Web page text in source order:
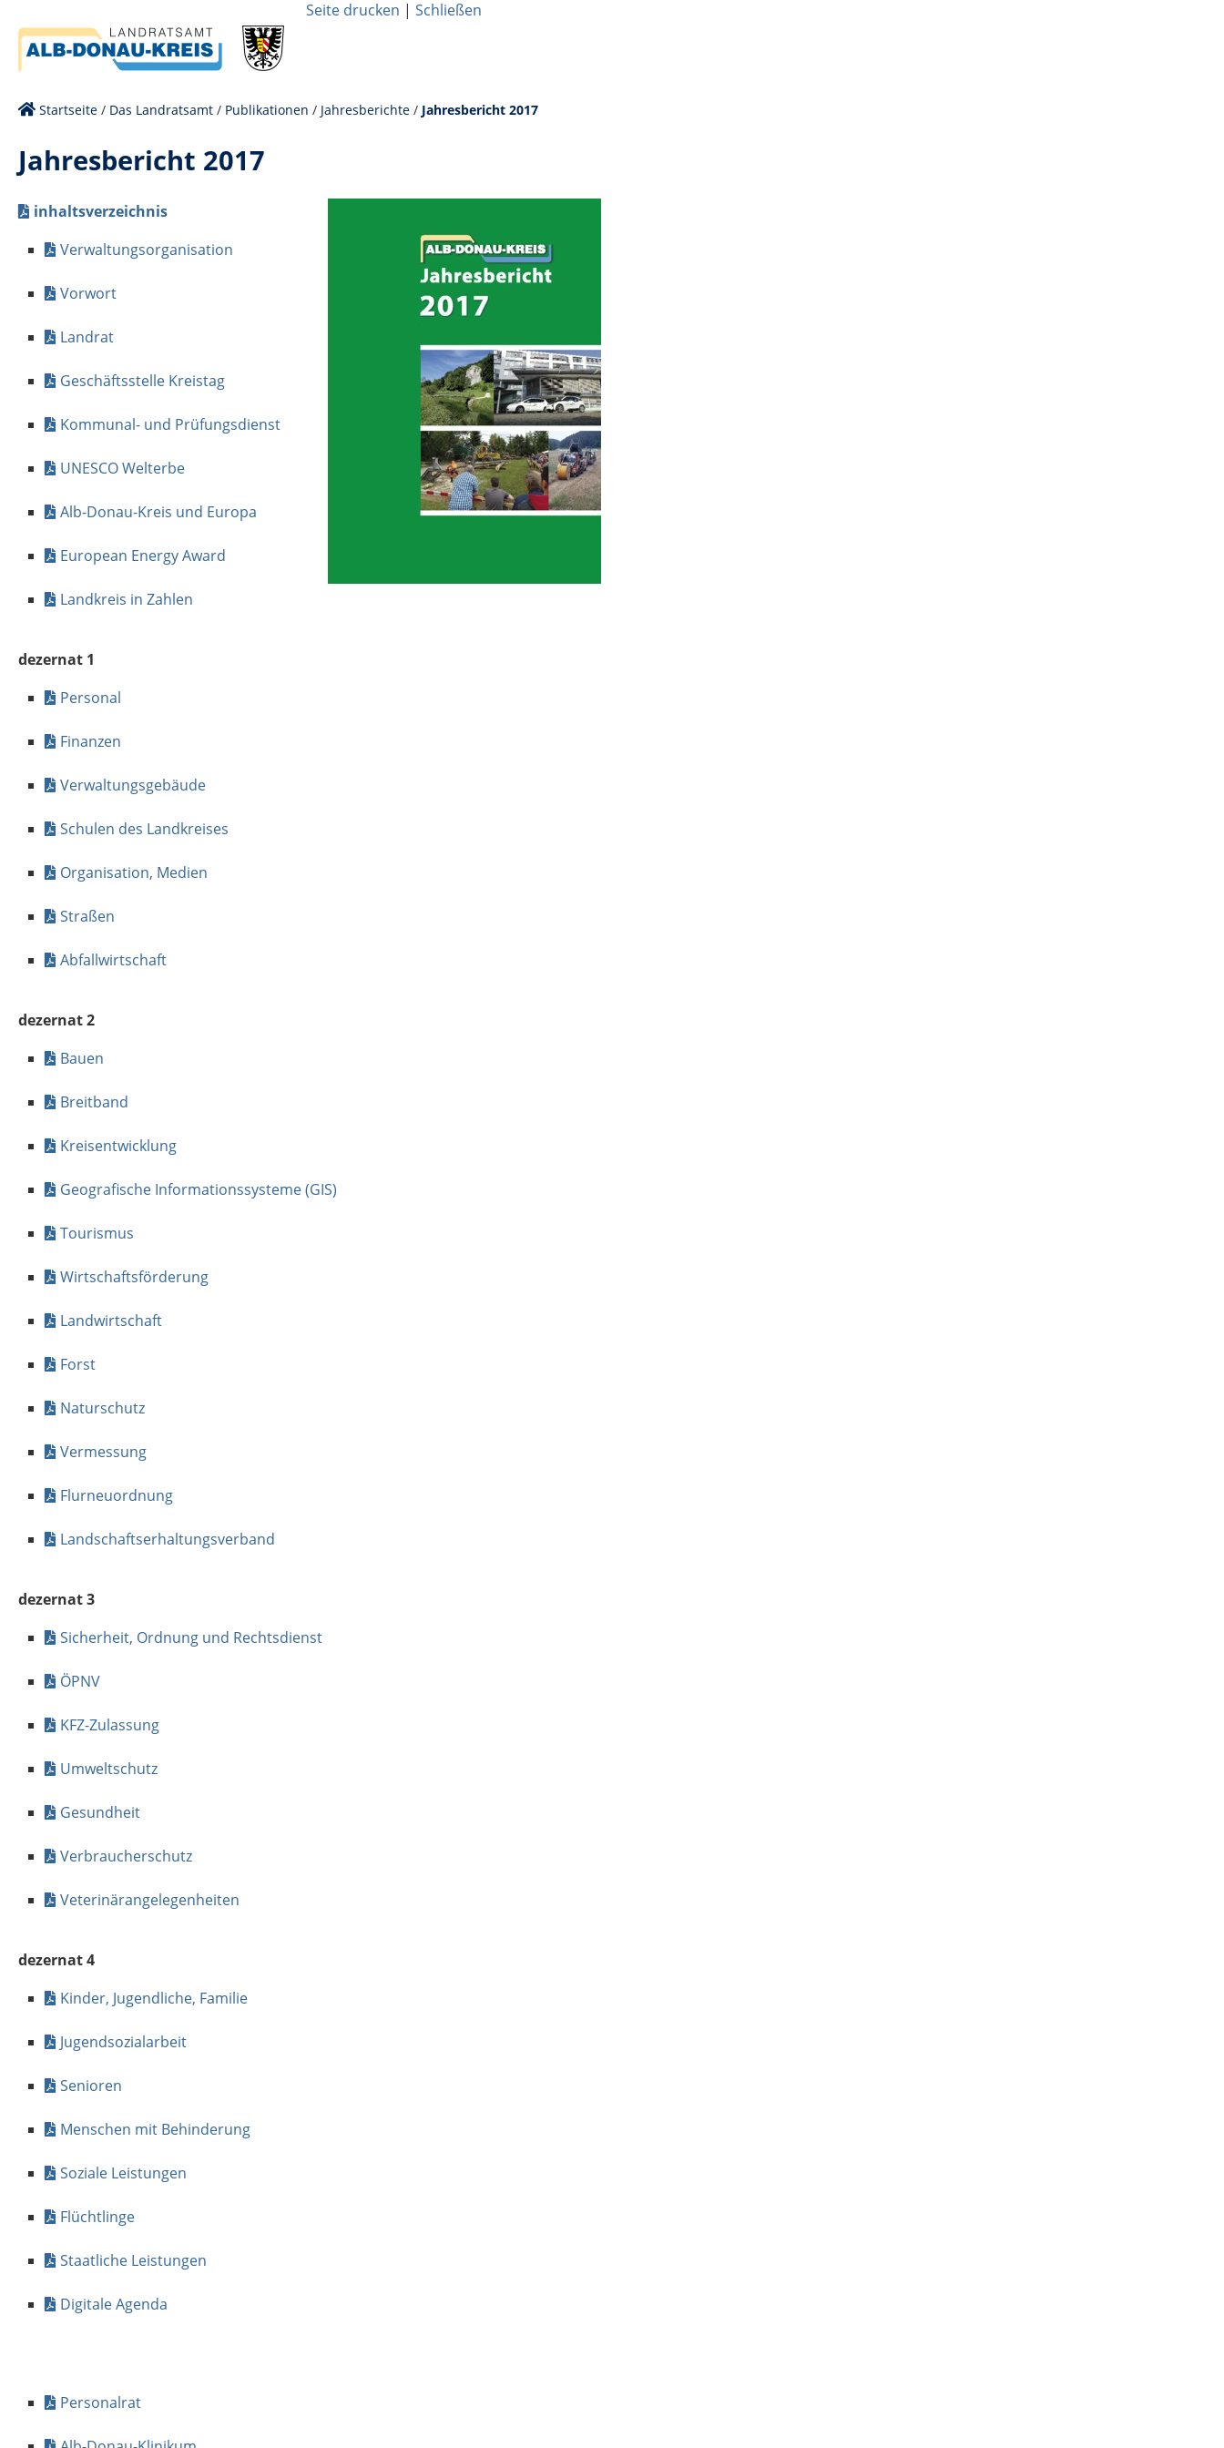
Seite drucken | Schließen
Startseite / Das Landratsamt / Publikationen / Jahresberichte / Jahresbericht 2017
Jahresbericht 2017
inhaltsverzeichnis
Verwaltungsorganisation
Vorwort
Landrat
Geschäftsstelle Kreistag
Kommunal- und Prüfungsdienst
UNESCO Welterbe
Alb-Donau-Kreis und Europa
European Energy Award
Landkreis in Zahlen
dezernat 1
Personal
Finanzen
Verwaltungsgebäude
Schulen des Landkreises
Organisation, Medien
Straßen
Abfallwirtschaft
dezernat 2
Bauen
Breitband
Kreisentwicklung
Geografische Informationssysteme (GIS)
Tourismus
Wirtschaftsförderung
Landwirtschaft
Forst
Naturschutz
Vermessung
Flurneuordnung
Landschaftserhaltungsverband
dezernat 3
Sicherheit, Ordnung und Rechtsdienst
ÖPNV
KFZ-Zulassung
Umweltschutz
Gesundheit
Verbraucherschutz
Veterinärangelegenheiten
dezernat 4
Kinder, Jugendliche, Familie
Jugendsozialarbeit
Senioren
Menschen mit Behinderung
Soziale Leistungen
Flüchtlinge
Staatliche Leistungen
Digitale Agenda
Personalrat